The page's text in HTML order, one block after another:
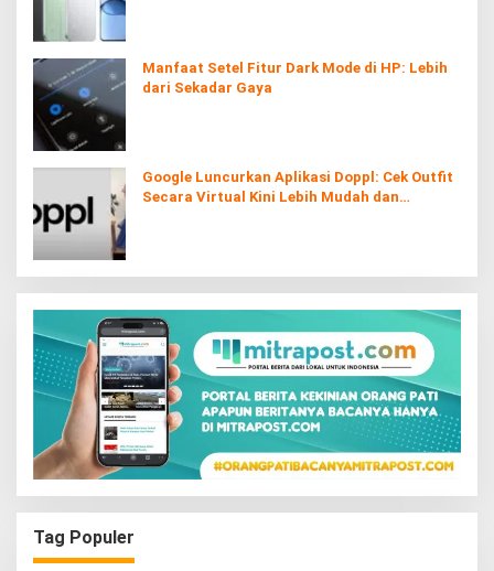
Manfaat Setel Fitur Dark Mode di HP: Lebih
dari Sekadar Gaya
Google Luncurkan Aplikasi Doppl: Cek Outfit
Secara Virtual Kini Lebih Mudah dan
Tag Populer